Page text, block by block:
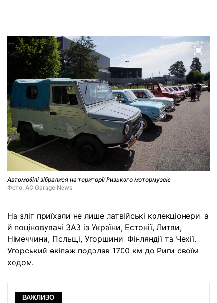
Автомобілі зібралися на території Ризького мотормузею
Фото: AC Garage News
На зліт приїхали не лише латвійські колекціонери, а
й поціновувачі ЗАЗ із України, Естонії, Литви,
Німеччини, Польщі, Угорщини, Фінляндії та Чехії.
Угорський екіпаж подолав 1700 км до Риги своїм
ходом.
ВАЖЛИВО